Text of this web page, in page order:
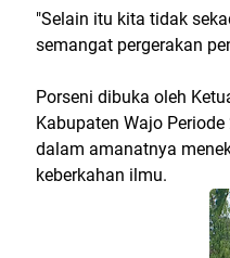
"Selain itu kita tidak
semangat pergerakan
Porseni dibuka oleh
Kabupaten Wajo
dalam amanatnya
keberkahan ilmu.